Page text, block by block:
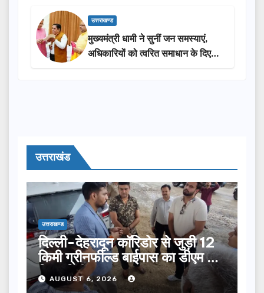
उत्तराखण्ड
मुख्यमंत्री धामी ने सुनीं जन समस्याएं,
अधिकारियों को त्वरित समाधान के दिए
निर्देश
उत्तराखंड
उत्तराखण्ड
दिल्ली-देहरादून कॉरिडोर से जुड़ी 12
किमी ग्रीनफील्ड बाईपास का डीएम ने
किया निरीक्षण…
AUGUST 6, 2026